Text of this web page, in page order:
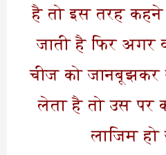
है तो इस तरह
जाती है फिर अगर
चीज को
लेता है तो उस पर
लाजिम हो